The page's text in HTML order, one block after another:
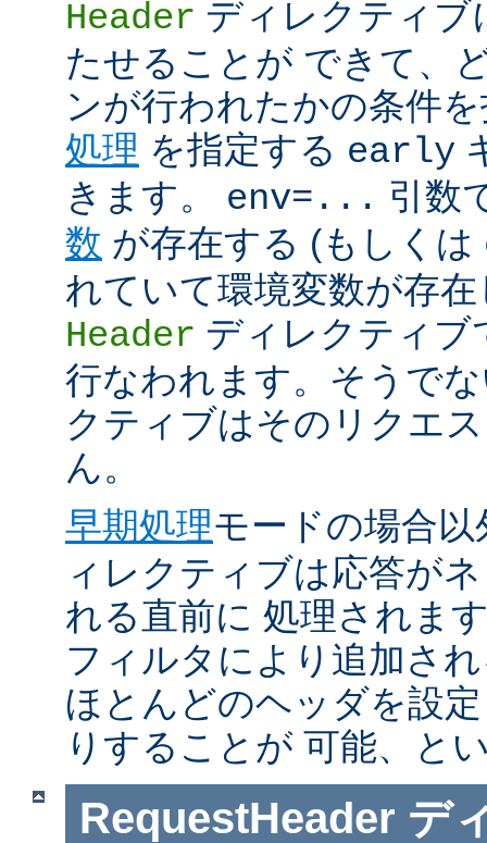
Header ディレクティブ
たせることが できて、
ンが行われたかの条件
処理 を指定する early
きます。 env=... 引数
数 が存在する (もしくは
れていて環境変数が存
Header ディレクティブ
行なわれます。そうで
クティブはそのリクエ
ん。
早期処理モードの場合
ィレクティブは応答が
れる直前に 処理されま
フィルタにより追加さ
ほとんどのヘッダを設
りすることが 可能、と
RequestHeader デ